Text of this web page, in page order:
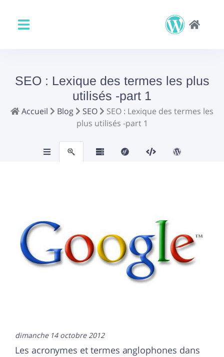
SEO : Lexique des termes les plus
utilisés -part 1
Accueil Blog SEO
SEO : Lexique des termes les
plus utilisés -part 1
dimanche 14 octobre 2012
Les acronymes et termes anglophones dans